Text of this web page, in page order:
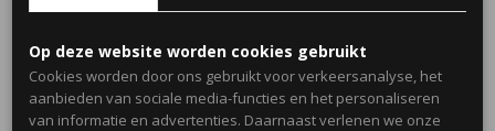
Home >Webshop>Bekendmakingen Zwangerschap
Spijkerjassen>Bekendmaking Opa/Oma>Bekendmaking
Overgroot oma/Overgroot opa> Zwangerschaps bekendmaking
romper u wordt overgrootopa
OPA & OMA.
Op deze website worden cookies gebruikt
Cookies worden door ons gebruikt voor verkeersanalyse, het
aanbieden van sociale media-functies en het personaliseren
van informatie en advertenties. Daarnaast verlenen we onze